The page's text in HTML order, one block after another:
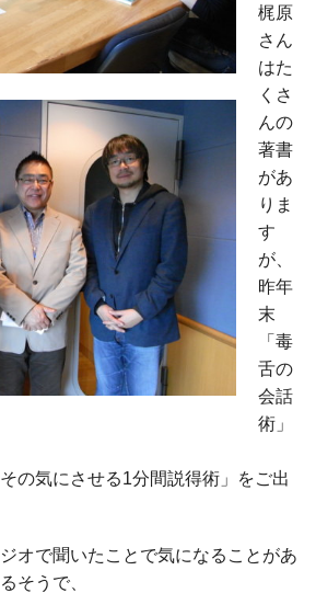
梶原
さん
はた
くさ
んの
著書
があ
りま
す
が、
昨年
末
「毒
舌の
会話
術」
の気にさせる1分間説得術」をご出
オで聞いたことで気になることがあ
そうで、